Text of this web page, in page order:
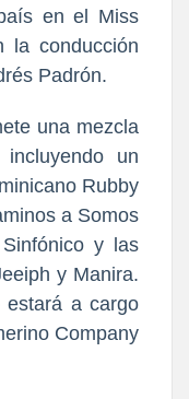
en el Miss
la conducción
Padrón.
una mezcla
un
Rubby
a Somos
y las
y Manira.
estará a cargo
Company